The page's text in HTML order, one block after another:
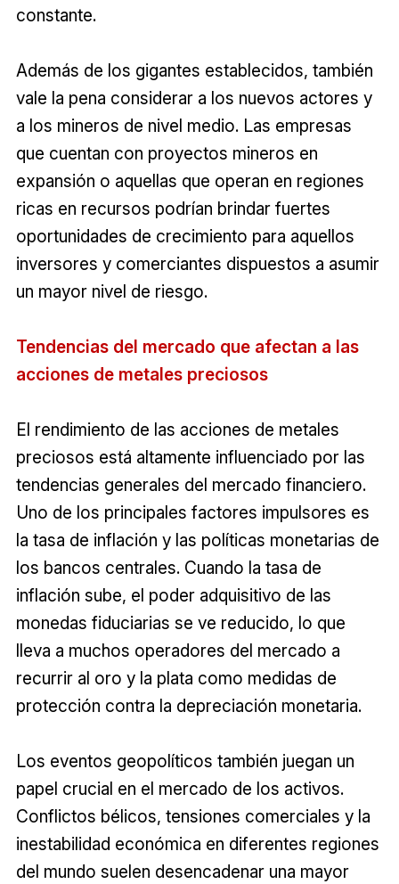
constante.
Además de los gigantes establecidos, también
vale la pena considerar a los nuevos actores y
a los mineros de nivel medio. Las empresas
que cuentan con proyectos mineros en
expansión o aquellas que operan en regiones
ricas en recursos podrían brindar fuertes
oportunidades de crecimiento para aquellos
inversores y comerciantes dispuestos a asumir
un mayor nivel de riesgo.
Tendencias del mercado que afectan a las
acciones de metales preciosos
El rendimiento de las acciones de metales
preciosos está altamente influenciado por las
tendencias generales del mercado financiero.
Uno de los principales factores impulsores es
la tasa de inflación y las políticas monetarias de
los bancos centrales. Cuando la tasa de
inflación sube, el poder adquisitivo de las
monedas fiduciarias se ve reducido, lo que
lleva a muchos operadores del mercado a
recurrir al oro y la plata como medidas de
protección contra la depreciación monetaria.
Los eventos geopolíticos también juegan un
papel crucial en el mercado de los activos.
Conflictos bélicos, tensiones comerciales y la
inestabilidad económica en diferentes regiones
del mundo suelen desencadenar una mayor